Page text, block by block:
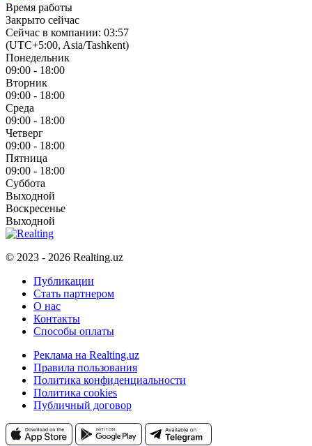
Время работы
Закрыто сейчас
Сейчас в компании: 03:57
(UTC+5:00, Asia/Tashkent)
Понедельник
09:00 - 18:00
Вторник
09:00 - 18:00
Среда
09:00 - 18:00
Четверг
09:00 - 18:00
Пятница
09:00 - 18:00
Суббота
Выходной
Воскресенье
Выходной
© 2023 - 2026 Realting.uz
Публикации
Стать партнером
О нас
Контакты
Способы оплаты
Реклама на Realting.uz
Правила пользования
Политика конфиденциальности
Политика cookies
Публичный договор